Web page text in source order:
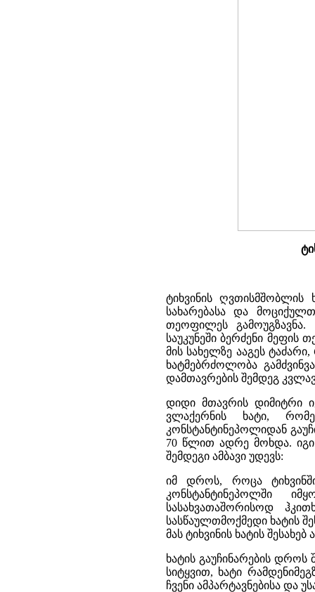
ტიხვინის
სახარებასა და
თეოფილეს
საუკუნეში ბერძენი
მის სახელზე ააგეს
ხატმებრძოლობა
დამთავრების შემდეგ
დიდი მთავრის დიმიტრი
ვლაქერნის ხატი,
კონსტანტინეპოლიდან
70 წლით ადრე მოხდა.
შემდეგი ამბავი უდევს:
იმ დროს, როცა
კონსტანტინეპოლში
სასახვათაშორისოდ
სასწაულთმოქმედი ხატის
მას ტიხვინის ხატის
ხატის გაუჩინარების
სიტყვით, ხატი
ჩვენი ამპარტავნებისა და